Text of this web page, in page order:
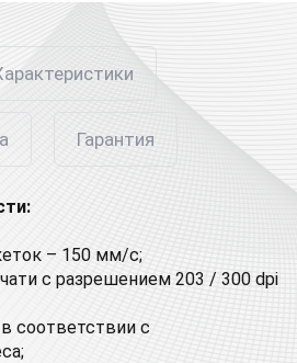
Гарантия
– 150 мм/с;
с разрешением 203 / 300 dpi
соответствии с